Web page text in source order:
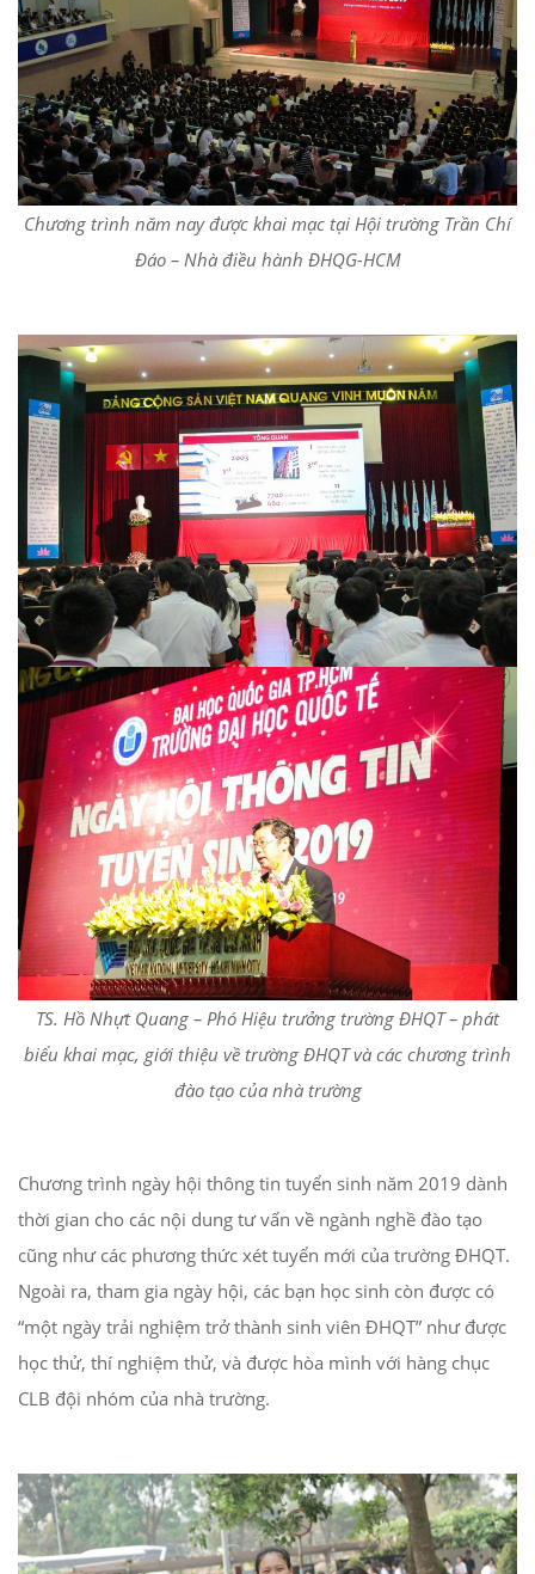
Chương trình năm nay được khai mạc tại Hội trường Trần Chí
Đáo – Nhà điều hành ĐHQG-HCM
TS. Hồ Nhựt Quang – Phó Hiệu trưởng trường ĐHQT – phát
biểu khai mạc, giới thiệu về trường ĐHQT và các chương trình
đào tạo của nhà trường
Chương trình ngày hội thông tin tuyển sinh năm 2019 dành
thời gian cho các nội dung tư vấn về ngành nghề đào tạo
cũng như các phương thức xét tuyển mới của trường ĐHQT.
Ngoài ra, tham gia ngày hội, các bạn học sinh còn được có
“một ngày trải nghiệm trở thành sinh viên ĐHQT” như được
học thử, thí nghiệm thử, và được hòa mình với hàng chục
CLB đội nhóm của nhà trường.